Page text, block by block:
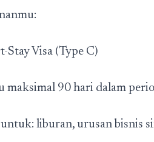
Stay Visa (Type C)
maksimal 90 hari dalam
liburan, urusan bisnis